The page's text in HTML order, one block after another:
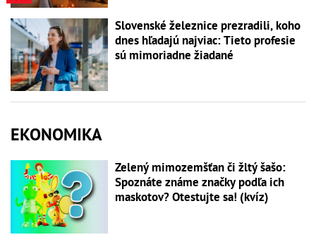
Slovenské železnice prezradili, koho
dnes hľadajú najviac: Tieto profesie
sú mimoriadne žiadané
EKONOMIKA
Zelený mimozemšťan či žltý šašo:
Spoznáte známe značky podľa ich
maskotov? Otestujte sa! (kvíz)